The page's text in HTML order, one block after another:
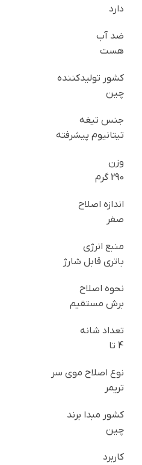
دارد
ضد آب
هست
کشور تولیدکننده
چین
جنس تیغه
تیتانیوم پیشرفته
وزن
290 گرم
اندازه اصلاح
صفر
منبع انرژی
باتری قابل شارژ
نحوه اصلاح
برش مستقیم
تعداد شانه
4 تا
نوع اصلاح موی سر
تریمر
کشور مبدا برند
چین
کاربرد